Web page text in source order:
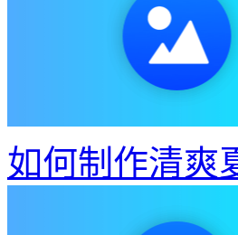
如何制作清爽